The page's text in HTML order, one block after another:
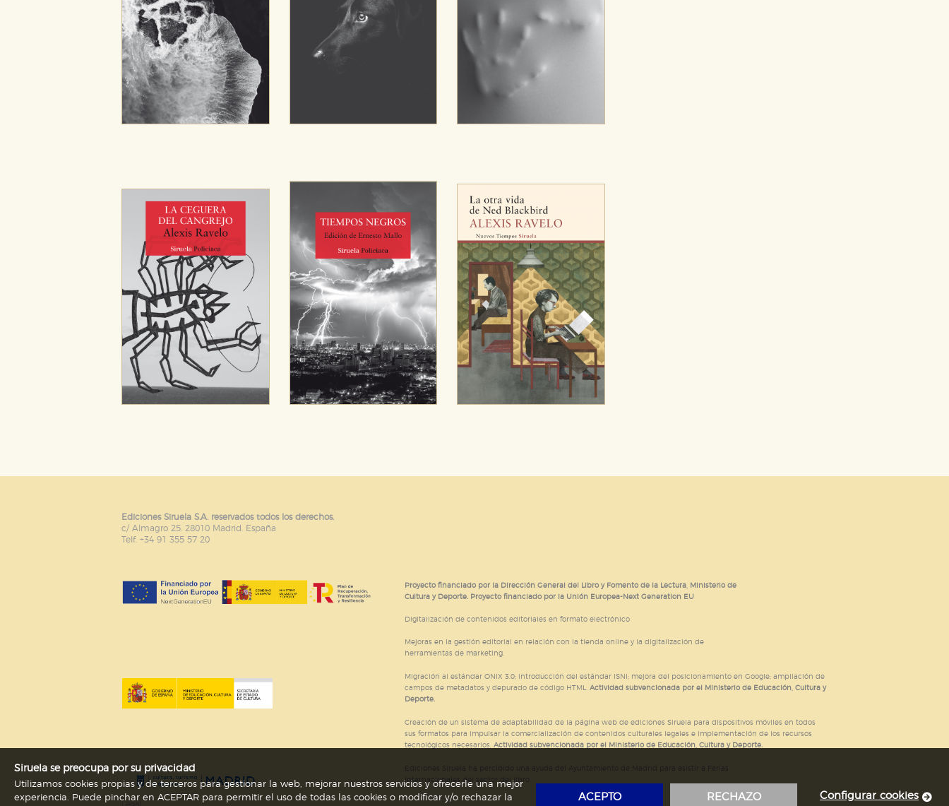
Ediciones Siruela S.A. reservados todos los derechos.
c/ Almagro 25. 28010 Madrid. España
Telf. +34 91 355 57 20
Proyecto financiado por la Dirección General del Libro y Fomento de la Lectura, Ministerio de
Cultura y Deporte. Proyecto financiado por la Unión Europea-Next Generation EU
Digitalización de contenidos editoriales en formato electrónico
Mejoras en la gestión editorial en relación con la tienda online y la digitalización de
herramientas de marketing.
Migración al estándar ONIX 3.0; introducción del estándar ISNI; mejora del posicionamiento en Google; ampliación de
campos de metadatos y depurado de código HTML. Actividad subvencionada por el Ministerio de Educación, Cultura y
Deporte.
Creación de un sistema de adaptabilidad de la página web de ediciones Siruela para dispositivos móviles en todos
sus formatos para impulsar la comercialización de contenidos culturales legales e implementación de los recursos
tecnológicos necesarios. Actividad subvencionada por el Ministerio de Educación, Cultura y Deporte.
Internacionales del sector del libro.
Siruela se preocupa por su privacidad
Utilizamos cookies propias y de terceros para gestionar la web, mejorar nuestros servicios y ofrecerle una mejor
experiencia. Puede pinchar en ACEPTAR para permitir el uso de todas las cookies o modificar y/o rechazar la
ACEPTO RECHAZO Configurar cookies
Puede consultar nuestra política de cookies